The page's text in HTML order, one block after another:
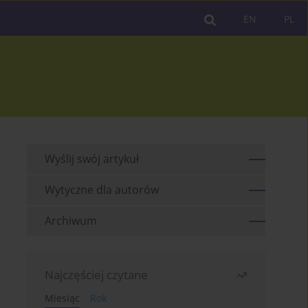
PL
EN
Wyślij swój artykuł
Wytyczne dla autorów
Archiwum
Najczęściej czytane
Miesiąc
Rok